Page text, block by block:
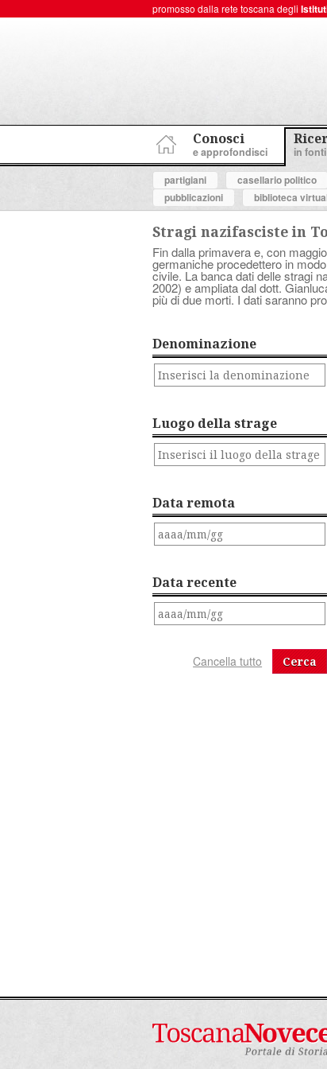
promosso dalla rete toscana degli
Conosci
e approfondisci in
partigiani
casellario politico
pubblicazioni
biblioteca
Stragi nazifasciste in
Fin dalla primavera e, con
germaniche procedettero in
civile. La banca dati delle stragi
2002) e ampliata dal dott.
più di due morti. I dati saranno
Denominazione
Luogo della strage
Data remota
Data recente
Cerca